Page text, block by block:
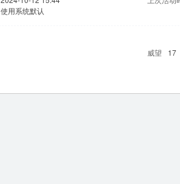
使用系统默认
威望
17